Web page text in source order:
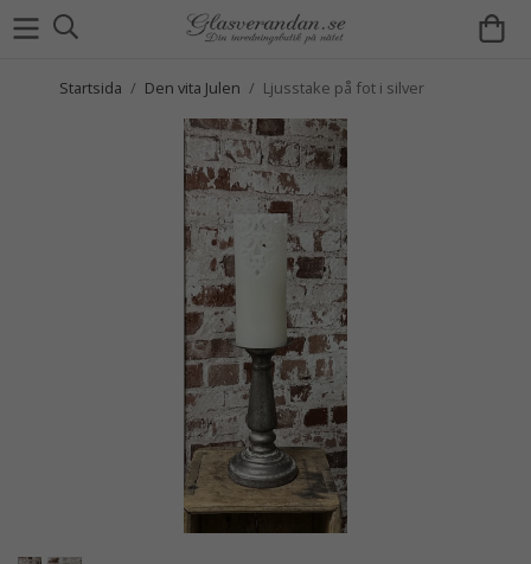
Startsida / Den vita Julen / Ljusstake på fot i silver